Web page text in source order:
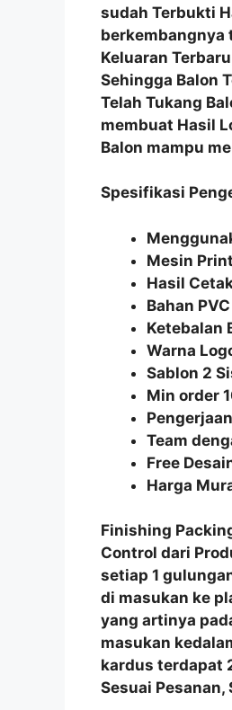
sudah Terbukti
berkembangnya
Keluaran Terbaru
Sehingga Balon
Telah Tukang
membuat Hasil
Balon mampu
Spesifikasi
Mesin
Hasil
Bahan
Ketebalan
Warna
Sablon 2
Min order
Team
Free
Harga
Finishing
Control dari
setiap 1
di masukan ke
yang artinya
masukan
kardus terdapat
Sesuai